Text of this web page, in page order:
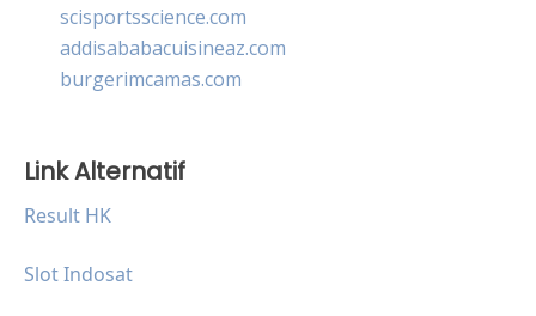
scisportsscience.com
addisababacuisineaz.com
burgerimcamas.com
Link Alternatif
Result HK
Slot Indosat